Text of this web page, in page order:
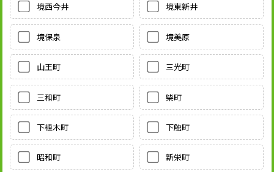
境西今井 境東新井
境保泉 境美原
山王町 三光町
三和町 柴町
下植木町 下触町
昭和町 新栄町